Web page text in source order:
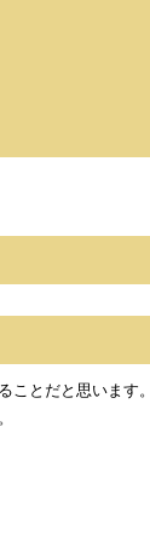
ことだと思います